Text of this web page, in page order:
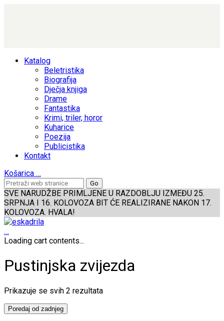
Katalog
Beletristika
Biografija
Dječja knjiga
Drame
Fantastika
Krimi, triler, horor
Kuharice
Poezija
Publicistika
Kontakt
Košarica …
SVE NARUDŽBE PRIMLJENE U RAZDOBLJU IZMEĐU 25.
SRPNJA I 16. KOLOVOZA BIT ĆE REALIZIRANE NAKON 17.
KOLOVOZA. HVALA!
…
Loading cart contents...
Pustinjska zvijezda
Prikazuje se svih 2 rezultataPoredano
Poredaj od zadnjeg